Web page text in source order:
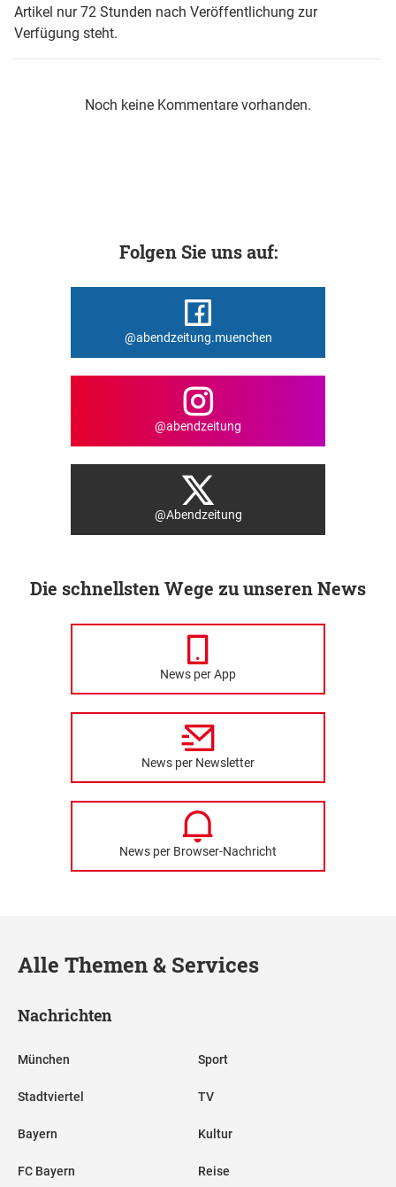
Artikel nur 72 Stunden nach Veröffentlichung zur
Verfügung steht.
Noch keine Kommentare vorhanden.
Folgen Sie uns auf:
@abendzeitung.muenchen
@abendzeitung
@Abendzeitung
Die schnellsten Wege zu unseren News
News per App
News per Newsletter
News per Browser-Nachricht
Alle Themen & Services
Nachrichten
München
Stadtviertel
Bayern
FC Bayern
Sport
TV
Kultur
Reise